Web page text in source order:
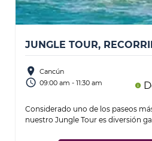
place Cancún
access_time 09:00 am - 11:30 am info
Considerado uno de los paseos
nuestro Jungle Tour es diversión